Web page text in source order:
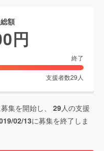
額
円
終了
支援者数29 人
集を開始し、 29人の支援
02/13に募集を終了しま